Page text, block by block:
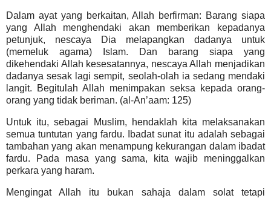
Dalam ayat yang berkaitan, Allah berfirman: Barang siapa
yang Allah menghendaki akan memberikan kepadanya
petunjuk, nescaya Dia melapangkan dadanya untuk
(memeluk agama) Islam. Dan barang siapa yang
dikehendaki Allah kesesatannya, nescaya Allah menjadikan
dadanya sesak lagi sempit, seolah-olah ia sedang mendaki
langit. Begitulah Allah menimpakan seksa kepada orang-
orang yang tidak beriman. (al-An’aam: 125)
Untuk itu, sebagai Muslim, hendaklah kita melaksanakan
semua tuntutan yang fardu. Ibadat sunat itu adalah sebagai
tambahan yang akan menampung kekurangan dalam ibadat
fardu. Pada masa yang sama, kita wajib meninggalkan
perkara yang haram.
Mengingat Allah itu bukan sahaja dalam solat tetapi